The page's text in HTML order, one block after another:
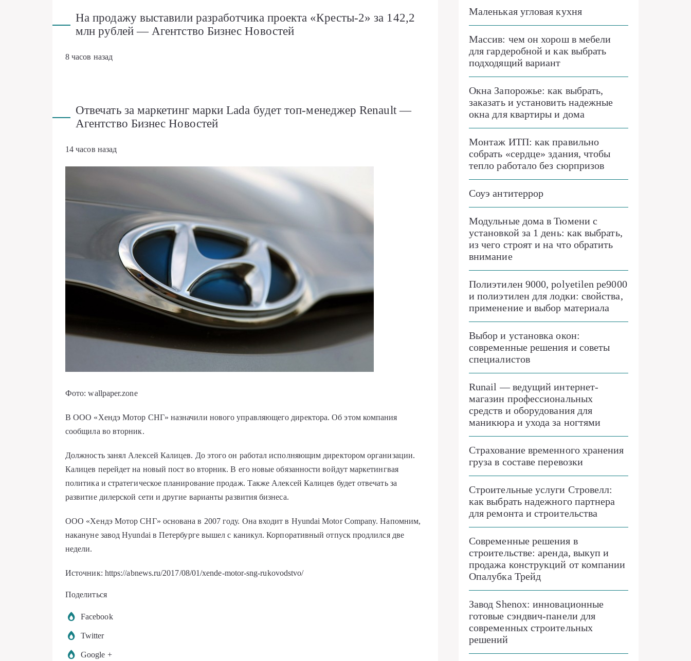
На продажу выставили разработчика проекта «Кресты-2» за 142,2
млн рублей — Агентство Бизнес Новостей
8 часов назад
Отвечать за маркетинг марки Lada будет топ-менеджер Renault —
Агентство Бизнес Новостей
14 часов назад
Фото: wallpaper.zone
В ООО «Хендэ Мотор СНГ» назначили нового управляющего директора. Об этом компания
сообщила во вторник.
Должность занял Алексей Калицев. До этого он работал исполняющим директором организации.
Калицев перейдет на новый пост во вторник. В его новые обязанности войдут маркетингвая
политика и стратегическое планирование продаж. Также Алексей Калицев будет отвечать за
развитие дилерской сети и другие варианты развития бизнеса.
ООО «Хендэ Мотор СНГ» основана в 2007 году. Она входит в Hyundai Motor Company. Напомним,
накануне завод Hyundai в Петербурге вышел с каникул. Корпоративный отпуск продлился две
недели.
Источник: https://abnews.ru/2017/08/01/xende-motor-sng-rukovodstvo/
Поделиться
Facebook
Twitter
Google +
Маленькая угловая кухня
Массив: чем он хорош в мебели
для гардеробной и как выбрать
подходящий вариант
Окна Запорожье: как выбрать,
заказать и установить надежные
окна для квартиры и дома
Монтаж ИТП: как правильно
собрать «сердце» здания, чтобы
тепло работало без сюрпризов
Соуэ антитеррор
Модульные дома в Тюмени с
установкой за 1 день: как выбрать,
из чего строят и на что обратить
внимание
Полиэтилен 9000, polyetilen pe9000
и полиэтилен для лодки: свойства,
применение и выбор материала
Выбор и установка окон:
современные решения и советы
специалистов
Runail — ведущий интернет-
магазин профессиональных
средств и оборудования для
маникюра и ухода за ногтями
Страхование временного хранения
груза в составе перевозки
Строительные услуги Стровелл:
как выбрать надежного партнера
для ремонта и строительства
Современные решения в
строительстве: аренда, выкуп и
продажа конструкций от компании
Опалубка Трейд
Завод Shenox: инновационные
готовые сэндвич-панели для
современных строительных
решений